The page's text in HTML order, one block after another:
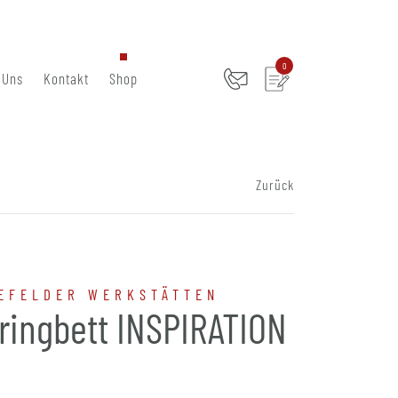
Kontakt Shop
0
Zurück
WERKSTÄTTEN
INSPIRATION